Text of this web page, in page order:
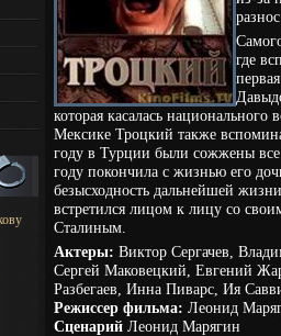
где
которая касалась
Мексике Троцкий также
году в Турции были сожжены
году покончила с жизнью его
безысходность дальнейшей
встретился лицом к лицу со
Сталиным.
Актеры: Виктор Сергачев,
Сергей Маковецкий, Евгений
Разбегаев, Инна Пиварс, Ия
Режиссер фильма: Леонид
Сценарий Леонид Марягин